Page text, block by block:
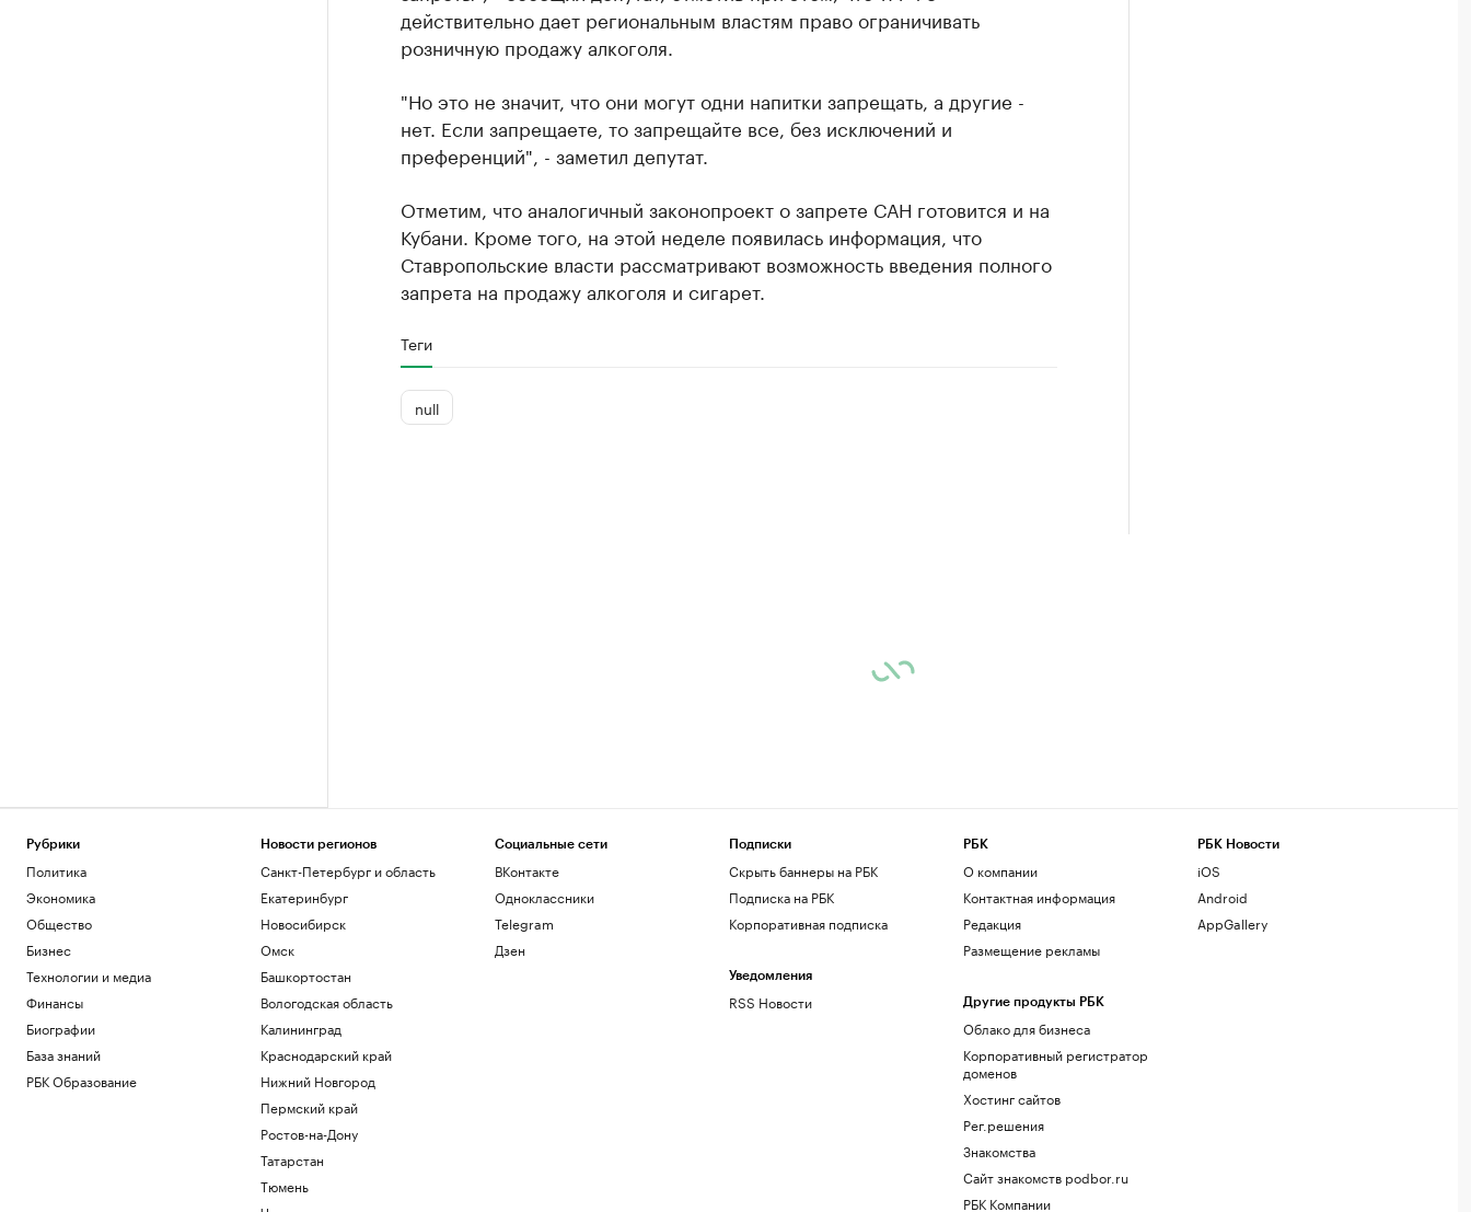
действительно дает региональным властям право ограничивать
розничную продажу алкоголя.
"Но это не значит, что они могут одни напитки запрещать, а другие -
нет. Если запрещаете, то запрещайте все, без исключений и
преференций", - заметил депутат.
Отметим, что аналогичный законопроект о запрете САН готовится и на
Кубани. Кроме того, на этой неделе появилась информация, что
Ставропольские власти рассматривают возможность введения полного
запрета на продажу алкоголя и сигарет.
Теги
null
Рубрики
Политика
Экономика
Общество
Бизнес
Технологии и медиа
Финансы
Биографии
База знаний
РБК Образование
Новости регионов
Санкт-Петербург и область
Екатеринбург
Новосибирск
Омск
Башкортостан
Вологодская область
Калининград
Краснодарский край
Нижний Новгород
Пермский край
Ростов-на-Дону
Татарстан
Тюмень
Социальные сети
ВКонтакте
Одноклассники
Telegram
Дзен
Подписки
Скрыть баннеры на РБК
Подписка на РБК
Корпоративная подписка
Уведомления
RSS Новости
РБК
О компании
Контактная информация
Редакция
Размещение рекламы
Другие продукты РБК
Облако для бизнеса
Корпоративный регистратор
доменов
Хостинг сайтов
Рег.решения
Знакомства
Сайт знакомств podbor.ru
РБК Компании
РБК Новости
iOS
Android
AppGallery